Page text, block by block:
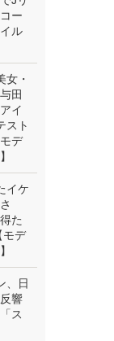
ー
ル
女・
田
イ
スト
デ
イケ
た
モデ
、日
響
ス